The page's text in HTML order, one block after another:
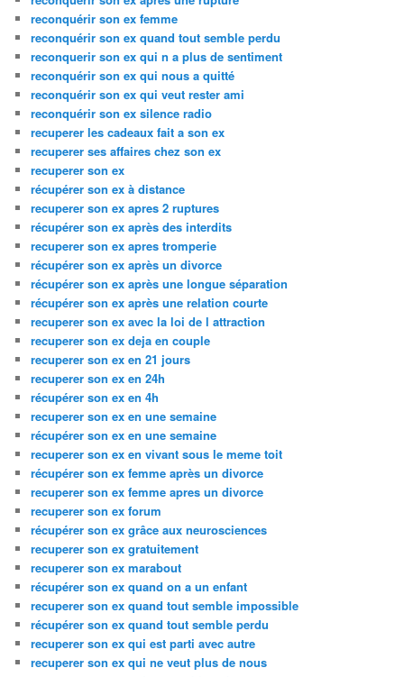
reconquérir son ex femme
reconquérir son ex quand tout semble perdu
reconquerir son ex qui n a plus de sentiment
reconquérir son ex qui nous a quitté
reconquérir son ex qui veut rester ami
reconquérir son ex silence radio
recuperer les cadeaux fait a son ex
recuperer ses affaires chez son ex
recuperer son ex
récupérer son ex à distance
recuperer son ex apres 2 ruptures
récupérer son ex après des interdits
recuperer son ex apres tromperie
récupérer son ex après un divorce
récupérer son ex après une longue séparation
récupérer son ex après une relation courte
recuperer son ex avec la loi de l attraction
recuperer son ex deja en couple
recuperer son ex en 21 jours
recuperer son ex en 24h
récupérer son ex en 4h
recuperer son ex en une semaine
récupérer son ex en une semaine
recuperer son ex en vivant sous le meme toit
récupérer son ex femme après un divorce
recuperer son ex femme apres un divorce
recuperer son ex forum
récupérer son ex grâce aux neurosciences
recuperer son ex gratuitement
recuperer son ex marabout
récupérer son ex quand on a un enfant
recuperer son ex quand tout semble impossible
récupérer son ex quand tout semble perdu
recuperer son ex qui est parti avec autre
recuperer son ex qui ne veut plus de nous